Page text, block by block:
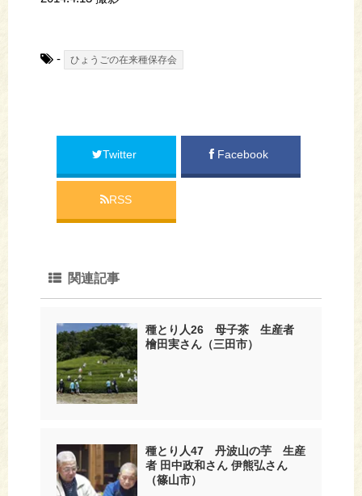
- ひょうごの在来種保存会
Twitter Facebook
RSS
関連記事
種とり人26 母子茶 生産者
檜田実さん（三田市）
種とり人47 丹波山の芋 生産
者 田中政和さん 伊熊弘さん
（篠山市）